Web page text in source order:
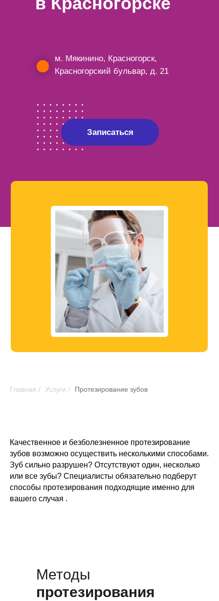
м. Мякинино, Красногорск,
Красногорский бульвар, д. 21
Записаться
Воспользоваться
Главная / Услуги / Протезирование зубов
Качественное и безболезненное протезирование
зубов возможно осуществить несколькими способами.
Зуб сильно разрушен? Отсутствуют один, несколько
или все зубы? Специалисты обязательно подберут
способы протезирования подходящие именно для
вашего случая .
Методы
протезирования